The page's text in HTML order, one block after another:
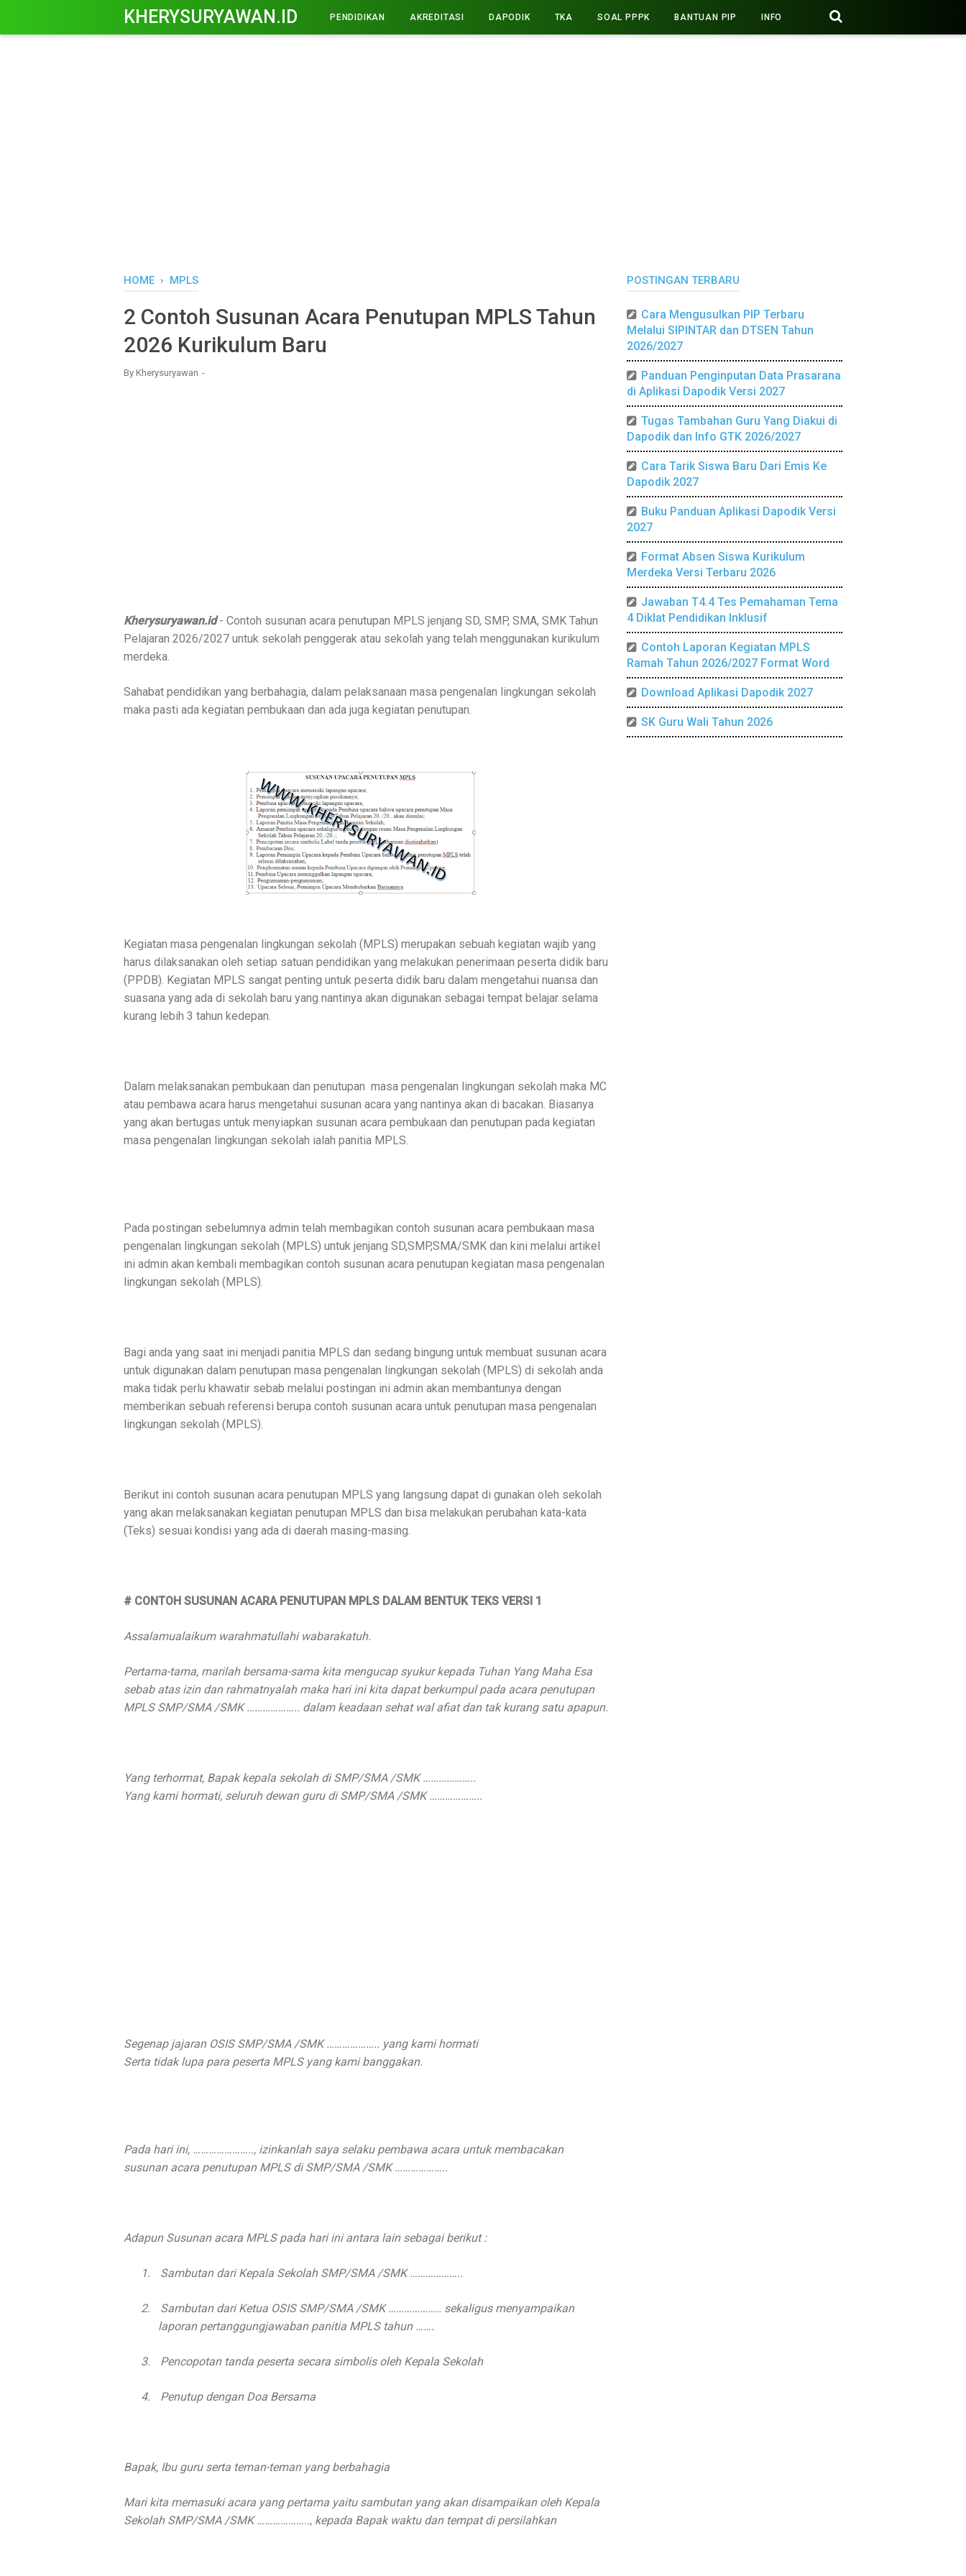
KHERYSURYAWAN.ID PENDIDIKAN AKREDITASI DAPODIK TKA SOAL PPPK BANTUAN PIP INFO
HOME › MPLS
2 Contoh Susunan Acara Penutupan MPLS Tahun
2026 Kurikulum Baru
By Kherysuryawan
Kherysuryawan.id- Contoh susunan acara penutupan MPLS jenjang SD, SMP, SMA, SMK Tahun
Pelajaran 2026/2027 untuk sekolah penggerak atau sekolah yang telah menggunakan kurikulum
merdeka.
Sahabat pendidikan yang berbahagia, dalam pelaksanaan masa pengenalan lingkungan sekolah
maka pasti ada kegiatan pembukaan dan ada juga kegiatan penutupan.
Kegiatan masa pengenalan lingkungan sekolah (MPLS) merupakan sebuah kegiatan wajib yang
harus dilaksanakan oleh setiap satuan pendidikan yang melakukan penerimaan peserta didik baru
(PPDB). Kegiatan MPLS sangat penting untuk peserta didik baru dalam mengetahui nuansa dan
suasana yang ada di sekolah baru yang nantinya akan digunakan sebagai tempat belajar selama
kurang lebih 3 tahun kedepan.
Dalam melaksanakan pembukaan dan penutupan masa pengenalan lingkungan sekolah maka MC
atau pembawa acara harus mengetahui susunan acara yang nantinya akan di bacakan. Biasanya
yang akan bertugas untuk menyiapkan susunan acara pembukaan dan penutupan pada kegiatan
masa pengenalan lingkungan sekolah ialah panitia MPLS.
Pada postingan sebelumnya admin telah membagikan contoh susunan acara pembukaan masa
pengenalan lingkungan sekolah (MPLS) untuk jenjang SD,SMP,SMA/SMK dan kini melalui artikel
ini admin akan kembali membagikan contoh susunan acara penutupan kegiatan masa pengenalan
lingkungan sekolah (MPLS).
Bagi anda yang saat ini menjadi panitia MPLS dan sedang bingung untuk membuat susunan acara
untuk digunakan dalam penutupan masa pengenalan lingkungan sekolah (MPLS) di sekolah anda
maka tidak perlu khawatir sebab melalui postingan ini admin akan membantunya dengan
memberikan sebuah referensi berupa contoh susunan acara untuk penutupan masa pengenalan
lingkungan sekolah (MPLS).
Berikut ini contoh susunan acara penutupan MPLS yang langsung dapat di gunakan oleh sekolah
yang akan melaksanakan kegiatan penutupan MPLS dan bisa melakukan perubahan kata-kata
(Teks) sesuai kondisi yang ada di daerah masing-masing.
# CONTOH SUSUNAN ACARA PENUTUPAN MPLS DALAM BENTUK TEKS VERSI 1
Assalamualaikum warahmatullahi wabarakatuh.
Pertama-tama, marilah bersama-sama kita mengucap syukur kepada Tuhan Yang Maha Esa
sebab atas izin dan rahmatnyalah maka hari ini kita dapat berkumpul pada acara penutupan
MPLS SMP/SMA /SMK ……………….. dalam keadaan sehat wal afiat dan tak kurang satu apapun.
Yang terhormat, Bapak kepala sekolah di SMP/SMA /SMK ………………..
Yang kami hormati, seluruh dewan guru di SMP/SMA /SMK ………………..
Segenap jajaran OSIS SMP/SMA /SMK ……………….. yang kami hormati
Serta tidak lupa para peserta MPLS yang kami banggakan.
Pada hari ini, ………………….., izinkanlah saya selaku pembawa acara untuk membacakan
susunan acara penutupan MPLS di SMP/SMA /SMK ………………..
Adapun Susunan acara MPLS pada hari ini antara lain sebagai berikut :
1. Sambutan dari Kepala Sekolah SMP/SMA /SMK ………………..
2.
Sambutan dari Ketua OSIS SMP/SMA /SMK ……………….. sekaligus menyampaikan
laporan pertanggungjawaban panitia MPLS tahun …….
3. Pencopotan tanda peserta secara simbolis oleh Kepala Sekolah
4. Penutup dengan Doa Bersama
Bapak, Ibu guru serta teman-teman yang berbahagia
Mari kita memasuki acara yang pertama yaitu sambutan yang akan disampaikan oleh Kepala
Sekolah SMP/SMA /SMK ……………….., kepada Bapak waktu dan tempat di persilahkan
POSTINGAN TERBARU
Cara Mengusulkan PIP Terbaru
Melalui SIPINTAR dan DTSEN Tahun
2026/2027
Panduan Penginputan Data Prasarana
di Aplikasi Dapodik Versi 2027
Tugas Tambahan Guru Yang Diakui di
Dapodik dan Info GTK 2026/2027
Cara Tarik Siswa Baru Dari Emis Ke
Dapodik 2027
Buku Panduan Aplikasi Dapodik Versi
2027
Format Absen Siswa Kurikulum
Merdeka Versi Terbaru 2026
Jawaban T4.4 Tes Pemahaman Tema
4 Diklat Pendidikan Inklusif
Contoh Laporan Kegiatan MPLS
Ramah Tahun 2026/2027 Format Word
Download Aplikasi Dapodik 2027
SK Guru Wali Tahun 2026